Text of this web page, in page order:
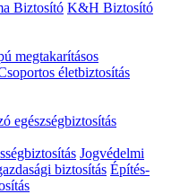
Biztosító K&H Biztosító
megtakarításos
életbiztosítás
egészségbiztosítás
Jogvédelmi
biztosítás Építés-